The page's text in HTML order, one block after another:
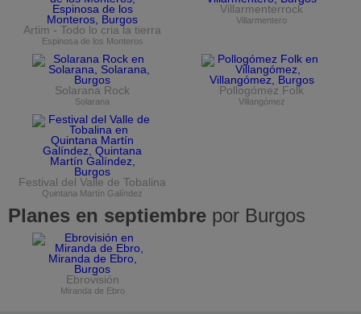
Artim - Todo lo cria la tierra
Espinosa de los Monteros
Villarmenterrock
Villarmentero
Solarana Rock
Solarana
Pollogómez Folk
Villangómez
Festival del Valle de Tobalina
Quintana Martín Galíndez
Planes en septiembre por Burgos
Ebrovisión
Miranda de Ebro